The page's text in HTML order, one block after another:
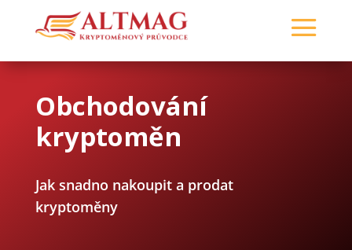
Obchodování
kryptoměn
Jak snadno nakoupit a prodat
kryptoměny